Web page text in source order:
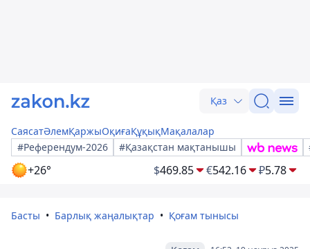
Қаз
СаясатӘлемҚаржыОқиғаҚұқықМақалалар
#Референдум-2026
#Қазақстан мақтанышы
+26° $469.85 €542.16 ₽5.78
Басты Барлық жаңалықтар Қоғам тынысы